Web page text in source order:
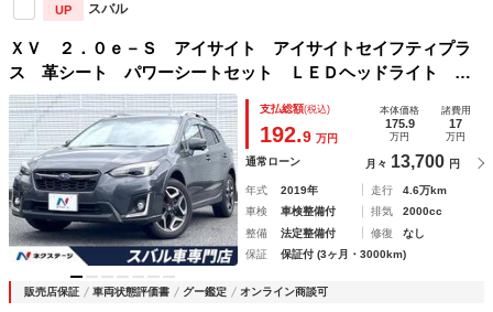
UP スバル
ＸＶ ２．０ｅ－Ｓ アイサイト アイサイトセイフティプラ
ス 革シート パワーシートセット ＬＥＤヘッドライト ル
ーフレール 純正ナビ バックカメラ ＥＴＣ ドライブレコ
ーダー 純正１７インチアルミホイール スマートキー
支払総額(税込)
192.9 万円
本体価格
175.9
万円
諸費用
17
万円
通常ローン 月々 13,700 円
年式 2019年 走行
4.6万km
車検
車検整備付 排気
2000cc
整備
法定整備付 修復
なし
保証
保証付 (3ヶ月・3000km)
販売店保証 車両状態評価書 グー鑑定 オンライン商談可